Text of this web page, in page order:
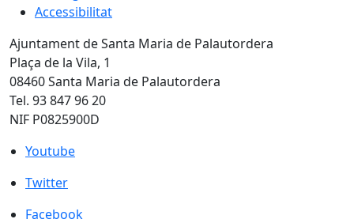
Accessibilitat
Ajuntament de Santa Maria de Palautordera
Plaça de la Vila, 1
08460 Santa Maria de Palautordera
Tel. 93 847 96 20
NIF P0825900D
Youtube
Youtube
Twitter
Twitter
Facebook
Facebook